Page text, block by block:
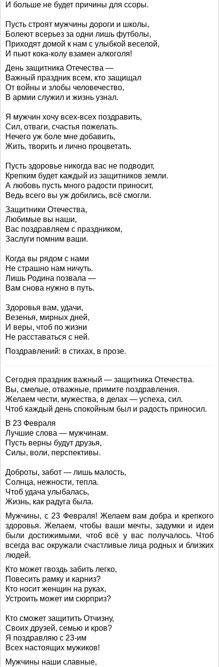
И больше не будет причины для ссоры.
Пусть строят мужчины дороги и школы,
Болеют всерьез за одни лишь футболы,
Приходят домой к нам с улыбкой веселой,
И пьют кока-колу взамен алкоголя!
День защитника Отечества —
Важный праздник всем, кто защищал
От войны и злобы человечество,
В армии служил и жизнь узнал.
Я мужчин хочу всех-всех поздравить,
Сил, отваги, счастья пожелать.
Нечего уж боле мне добавить,
Жить, творить и лично процветать.
Пусть здоровье никогда вас не подводит,
Крепким будет каждый из защитников земли.
А любовь пусть много радости приносит,
Ведь всего вы уж добились, всё смогли.
Защитники Отечества,
Любимые вы наши,
Вас поздравляем с праздником,
Заслуги помним ваши.
Когда вы рядом с нами
Не страшно нам ничуть.
Лишь Родина позвала —
Вам снова нужно в путь.
Здоровья вам, удачи,
Везенья, мирных дней,
И веры, чтоб по жизни
Не расставаться с ней.
Поздравлений: в стихах, в прозе.
Сегодня праздник важный — защитника Отечества.
Вы, смелые, отважные, примите поздравления.
Желаем чести, мужества, в делах — успеха, сил.
Чтоб каждый день спокойным был и радость приносил.
В 23 Февраля
Лучшие слова — мужчинам.
Пусть верны будут друзья,
Силы, воли, перспективы.
Доброты, забот — лишь малость,
Солнца, нежности, тепла.
Чтоб удача улыбалась,
Жизнь, как радуга была.
Мужчины, с 23 Февраля! Желаем вам добра и крепкого
здоровья. Желаем, чтобы ваши мечты, задумки и идеи
были достижимыми, чтоб всё у вас получалось. Чтоб
всегда вас окружали счастливые лица родных и близких
людей.
Кто может гвоздь забить легко,
Повесить рамку и карниз?
Кто носит женщин на руках,
Устроить может им сюрприз?
Кто сможет защитить Отчизну,
Своих друзей, семью и кров?
Я поздравляю с 23-им
Всех настоящих мужиков!
Мужчины наши славные,